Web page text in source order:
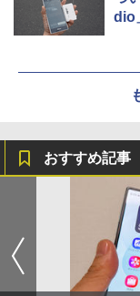
dio
おすすめ記事